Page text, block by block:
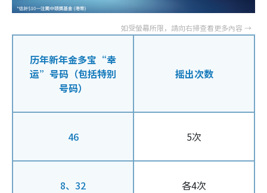
历年新年金多宝“幸
运”号码（包括特别
号码）
摇出次数
46 5次
8、32 各4次